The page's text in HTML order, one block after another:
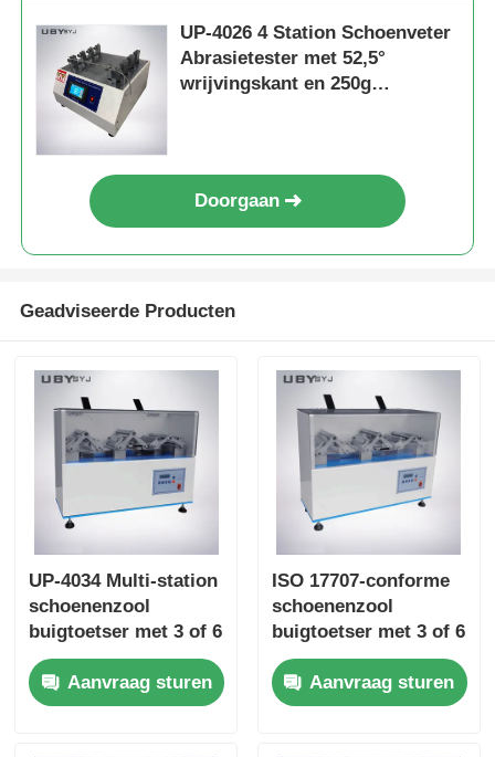
UP-4026 4 Station Schoenveter
Abrasietester met 52,5°
wrijvingskant en 250g
Doorgaan
Geadviseerde Producten
UP-4034 Multi-station
schoenenzool
buigtoetser met 3 of 6
stations 90° ± 2°
buighoek en 125 - 150
cpm snelheid
Aanvraag sturen
ISO 17707-conforme
schoenenzool
buigtoetser met 3 of 6
stations en
buigsnelheid 125-150
cpm
Aanvraag sturen